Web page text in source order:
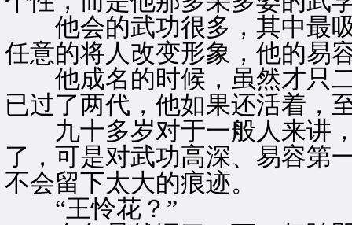
他会的武功很多，其中最吸
任意的将人改变形象，他的易
他成名的时候，虽然才只二
已过了两代，他如果还活着，
九十多岁对于一般人来讲，
了，可是对武功高深、易容第
不会留下太大的痕迹。
“王怜花？”